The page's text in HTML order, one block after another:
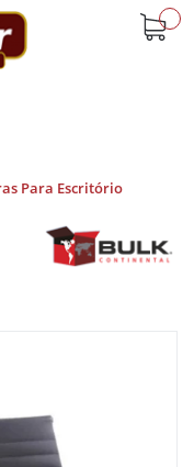
Para Escritório